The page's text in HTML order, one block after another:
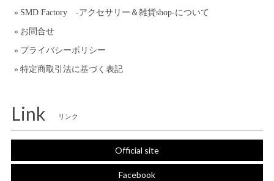
SMD Factory -アクセサリー＆雑貨shop-について
お問合せ
プライバシーポリシー
特定商取引法に基づく表記
Link リンク
Official site
Facebook